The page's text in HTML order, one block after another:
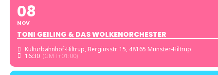
08
NOV
TONI GEILING & DAS WOLKENORCHESTER
Kulturbahnhof-Hiltrup, Bergiusstr. 15, 48165 Münster-Hiltrup
16:30 (GMT+01:00)